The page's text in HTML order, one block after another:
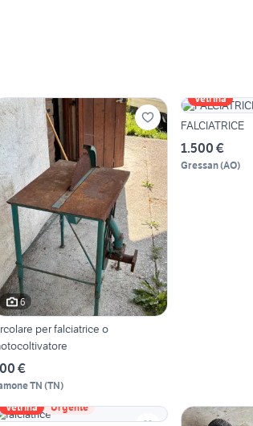
6
per falciatrice o
€
TN (TN)
Vetrina
FALCIATRICE
1.500 €
Gressan(AO)
Vetrina Urgente